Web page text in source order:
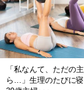
「私なんて、ただの
ら…」生理のたびに